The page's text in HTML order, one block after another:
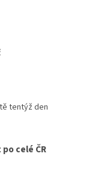
tentýž den
celé ČR